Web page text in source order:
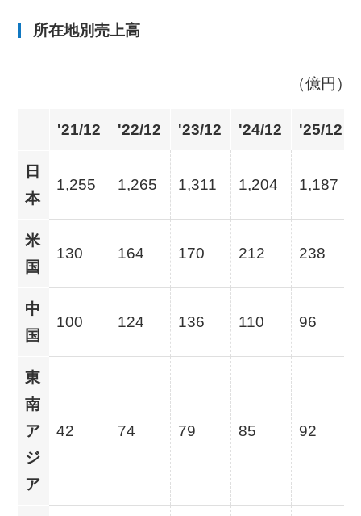
所在地別売上高
（億円）
'21/12 '22/12 '23/12 '24/12 '25/12
日
本
1,255 1,265 1,311 1,204 1,187
米
国
130 164 170 212 238
中
国
100 124 136 110 96
東
南
ア
ジ
ア
42 74 79 85 92